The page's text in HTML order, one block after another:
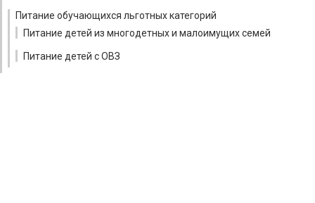
Питание обучающихся льготных категорий
Питание детей из многодетных и малоимущих семей
Питание детей с ОВЗ